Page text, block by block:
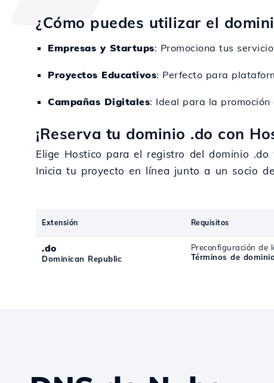
¿Cómo puedes utilizar el
Empresas y Startups: Promociona tus
Proyectos Educativos: Perfecto para
Campañas Digitales: Ideal para la promoción
¡Reserva tu dominio .do con
Elige Hostico para el registro del dominio
Inicia tu proyecto en línea junto a un socio
Extensión Requisitos
.do
Dominican Republic
Preconfiguración de
Términos de